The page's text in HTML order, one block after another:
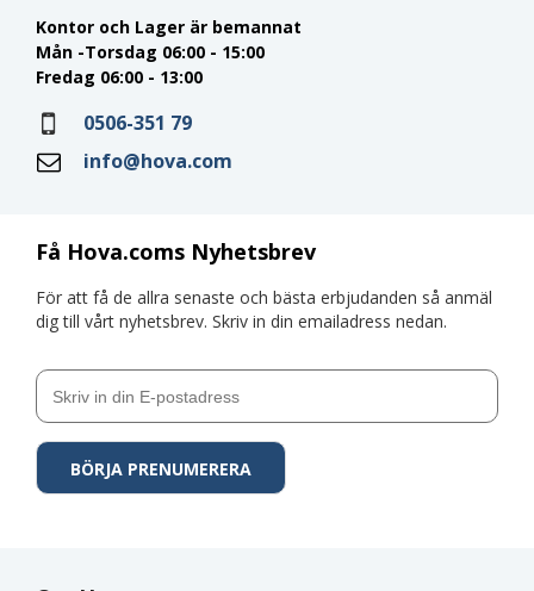
Få Hova.coms Nyhetsbrev
För att få de allra senaste och bästa erbjudanden så anmäl
dig till vårt nyhetsbrev. Skriv in din emailadress nedan.
Kontor och Lager är bemannat
Mån -Torsdag 06:00 - 15:00
Fredag 06:00 - 13:00
0506-351 79
info@hova.com